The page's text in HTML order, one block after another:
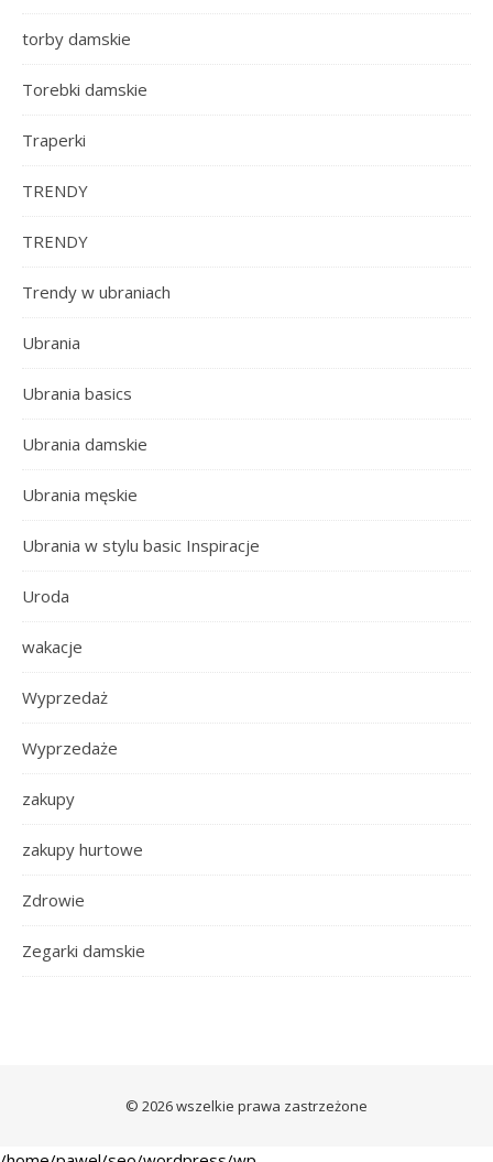
torby damskie
Torebki damskie
Traperki
TRENDY
TRENDY
Trendy w ubraniach
Ubrania
Ubrania basics
Ubrania damskie
Ubrania męskie
Ubrania w stylu basic Inspiracje
Uroda
wakacje
Wyprzedaż
Wyprzedaże
zakupy
zakupy hurtowe
Zdrowie
Zegarki damskie
© 2026 wszelkie prawa zastrzeżone